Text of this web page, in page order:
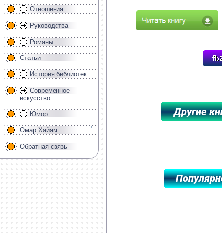
Отношения
Руководства
Романы
Статьи
История библиотек
Современное
искусство
Юмор
Омар Хайям
Обратная связь